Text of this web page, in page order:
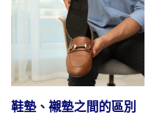
鞋墊、襯墊之間的區別